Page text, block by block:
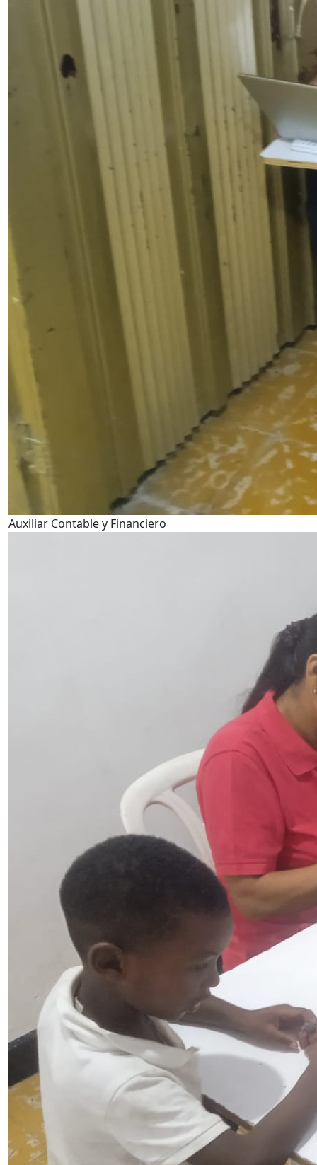
Auxiliar Contable y Financiero